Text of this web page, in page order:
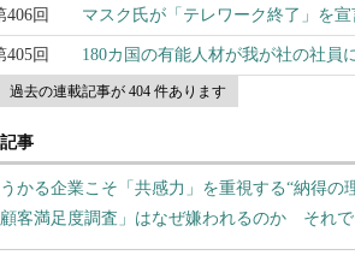
406 マスク氏が「テレワーク終了」を
405 180カ国の有能人材が我が社の社
過去の連載記事が 404 件あります
事
かる企業こそ「共感力」を重視する“納得の
顧客満足度調査」はなぜ嫌われるのか それ